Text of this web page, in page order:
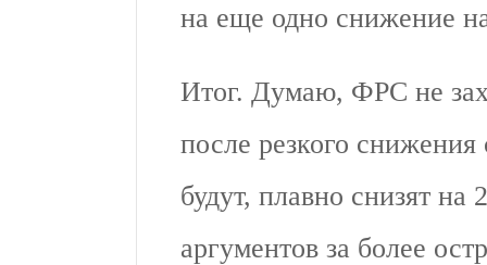
на еще одно снижение
Итог. Думаю, ФРС не
после резкого снижения
будут, плавно снизят
аргументов за более